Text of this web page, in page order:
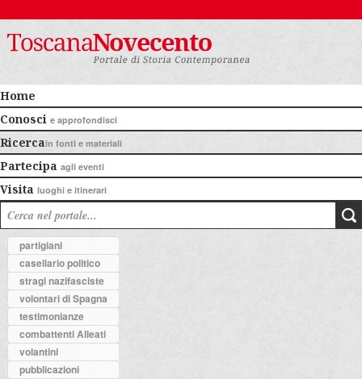
Home
Conosci e approfondisci
Ricercain fonti e materiali
Partecipa agli eventi
Visita luoghi e itinerari
partigiani
casellario politico
stragi nazifasciste
volontari di Spagna
testimonianze
combattenti Alleati
volantini
pubblicazioni